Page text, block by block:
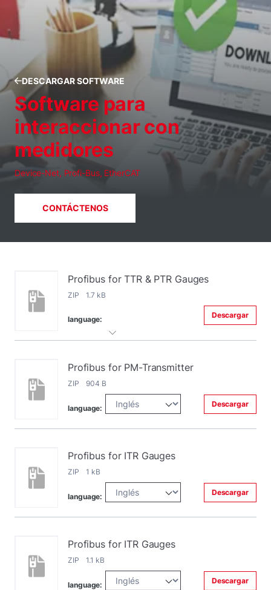
DESCARGAR SOFTWARE
Software para
interaccionar con
medidores
Device-Net, Profi-Bus, EtherCAT
CONTÁCTENOS
Profibus for TTR & PTR Gauges
ZIP 1.7 kB
language: Descargar
Profibus for PM-Transmitter
ZIP 904 B
language: Descargar
Profibus for ITR Gauges
ZIP 1 kB
language: Descargar
Profibus for ITR Gauges
ZIP 1.1 kB
language: Descargar